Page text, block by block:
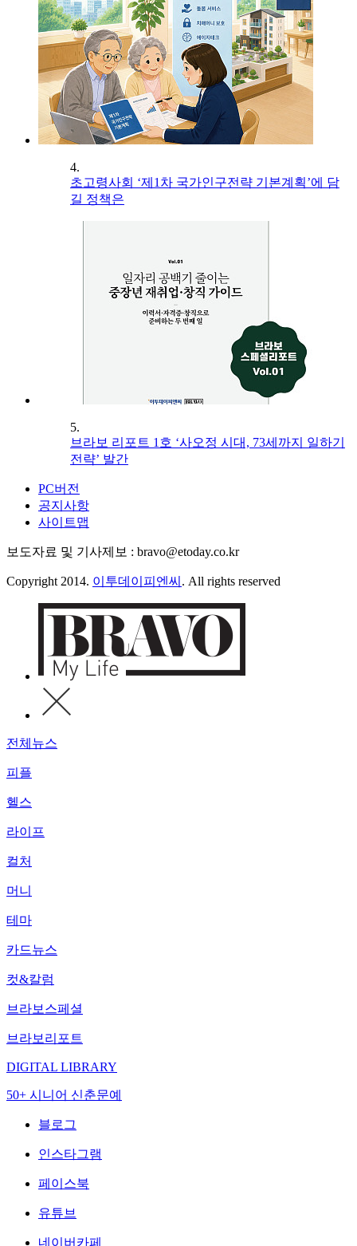
4.
초고령사회 ‘제1차 국가인구전략 기본계획’에 담
길 정책은
5.
브라보 리포트 1호 ‘사오정 시대, 73세까지 일하기
전략’ 발간
PC버전
공지사항
사이트맵
보도자료 및 기사제보 : bravo@etoday.co.kr
Copyright 2014. 이투데이피엔씨 . All rights reserved
전체뉴스
피플
헬스
라이프
컬처
머니
테마
카드뉴스
컷&칼럼
브라보스페셜
브라보리포트
DIGITAL LIBRARY
50+ 시니어 신춘문예
블로그
인스타그램
페이스북
유튜브
네이버카페